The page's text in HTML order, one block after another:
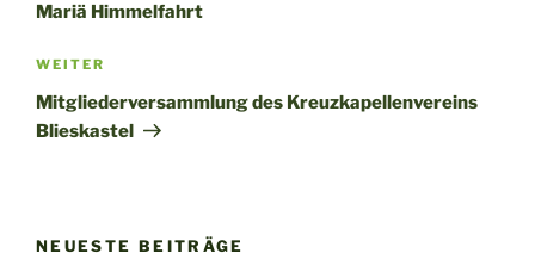
Mariä Himmelfahrt
Nächster
Beitrag
WEITER
Mitgliederversammlung des Kreuzkapellenvereins
Blieskastel
NEUESTE BEITRÄGE